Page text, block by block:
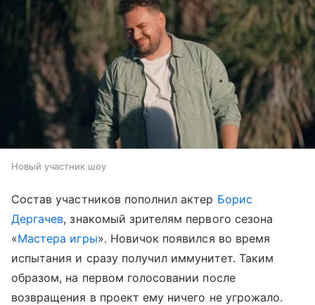
Новый участник шоу
Состав участников пополнил актер Борис
Дергачев, знакомый зрителям первого сезона
«Мастера игры». Новичок появился во время
испытания и сразу получил иммунитет. Таким
образом, на первом голосовании после
возвращения в проект ему ничего не угрожало.